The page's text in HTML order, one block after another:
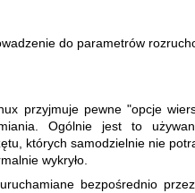
do parametrów
przyjmuje pewne "opcje
Ogólnie jest to
których samodzielnie nie
wykryło.
bezpośrednio